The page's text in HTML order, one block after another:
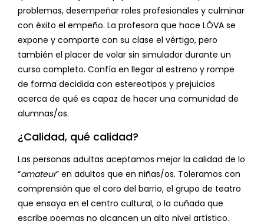
problemas, desempeñar roles profesionales y culminar
con éxito el empeño. La profesora que hace LÓVA se
expone y comparte con su clase el vértigo, pero
también el placer de volar sin simulador durante un
curso completo. Confía en llegar al estreno y rompe
de forma decidida con estereotipos y prejuicios
acerca de qué es capaz de hacer una comunidad de
alumnas/os.
¿Calidad, qué calidad?
Las personas adultas aceptamos mejor la calidad de lo
“amateur” en adultos que en niñas/os. Toleramos con
comprensión que el coro del barrio, el grupo de teatro
que ensaya en el centro cultural, o la cuñada que
escribe poemas no alcancen un alto nivel artístico.